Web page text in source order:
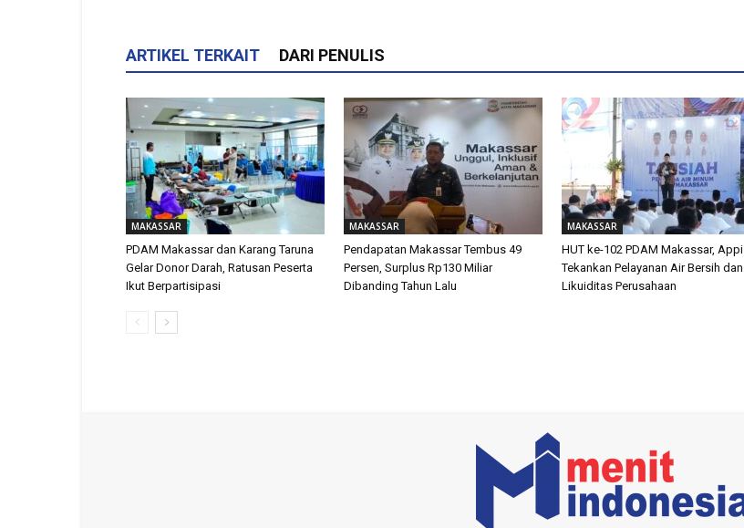
ARTIKEL TERKAIT DARI PENULIS
MAKASSAR
PDAM Makassar dan Karang Taruna
Gelar Donor Darah, Ratusan Peserta
Ikut Berpartisipasi
MAKASSAR
Pendapatan Makassar Tembus 49
Persen, Surplus Rp130 Miliar
Dibanding Tahun Lalu
MAKASSAR
HUT ke-102 PDAM Makassar, Appi
Tekankan Pelayanan Air Bersih dan
Likuiditas Perusahaan